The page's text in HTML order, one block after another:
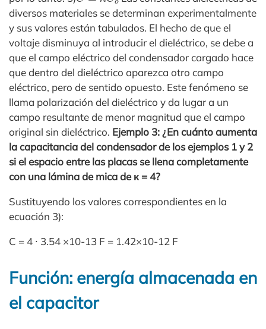
diversos materiales se determinan experimentalmente
y sus valores están tabulados. El hecho de que el
voltaje disminuya al introducir el dieléctrico, se debe a
que el campo eléctrico del condensador cargado hace
que dentro del dieléctrico aparezca otro campo
eléctrico, pero de sentido opuesto. Este fenómeno se
llama polarización del dieléctrico y da lugar a un
campo resultante de menor magnitud que el campo
original sin dieléctrico. Ejemplo 3: ¿En cuánto aumenta
la capacitancia del condensador de los ejemplos 1 y 2
si el espacio entre las placas se llena completamente
con una lámina de mica de κ = 4?
Sustituyendo los valores correspondientes en la
ecuación 3):
C = 4 ∙ 3.54 ×10-13 F = 1.42×10-12 F
Función: energía almacenada en
el capacitor